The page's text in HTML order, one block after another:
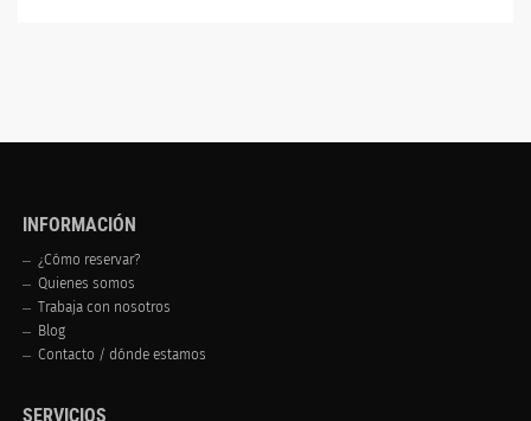
INFORMACIÓN
¿Cómo reservar?
Quienes somos
Trabaja con nosotros
Blog
Contacto / dónde estamos
SERVICIOS